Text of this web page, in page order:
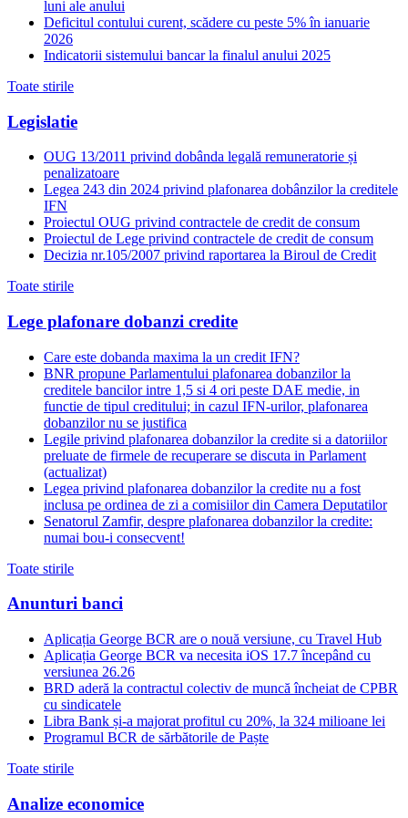
luni ale anului
Deficitul contului curent, scădere cu peste 5% în ianuarie
2026
Indicatorii sistemului bancar la finalul anului 2025
Toate stirile
Legislatie
OUG 13/2011 privind dobânda legală remuneratorie și
penalizatoare
Legea 243 din 2024 privind plafonarea dobânzilor la creditele
IFN
Proiectul OUG privind contractele de credit de consum
Proiectul de Lege privind contractele de credit de consum
Decizia nr.105/2007 privind raportarea la Biroul de Credit
Toate stirile
Lege plafonare dobanzi credite
Care este dobanda maxima la un credit IFN?
BNR propune Parlamentului plafonarea dobanzilor la
creditele bancilor intre 1,5 si 4 ori peste DAE medie, in
functie de tipul creditului; in cazul IFN-urilor, plafonarea
dobanzilor nu se justifica
Legile privind plafonarea dobanzilor la credite si a datoriilor
preluate de firmele de recuperare se discuta in Parlament
(actualizat)
Legea privind plafonarea dobanzilor la credite nu a fost
inclusa pe ordinea de zi a comisiilor din Camera Deputatilor
Senatorul Zamfir, despre plafonarea dobanzilor la credite:
numai bou-i consecvent!
Toate stirile
Anunturi banci
Aplicația George BCR are o nouă versiune, cu Travel Hub
Aplicația George BCR va necesita iOS 17.7 începând cu
versiunea 26.26
BRD aderă la contractul colectiv de muncă încheiat de CPBR
cu sindicatele
Libra Bank și-a majorat profitul cu 20%, la 324 milioane lei
Programul BCR de sărbătorile de Paște
Toate stirile
Analize economice